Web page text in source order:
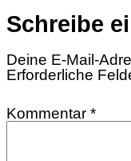
Schreibe
Deine E-Mail-
Erforderliche
Kommentar *